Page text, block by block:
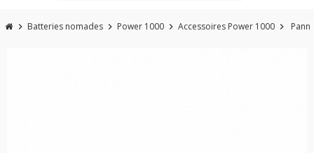
chevron_right Batteries nomades chevron_right Power 1000 chevron_right Accessoires Power 1000 chevron_right